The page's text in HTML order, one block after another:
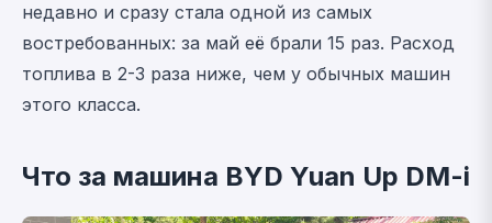
недавно и сразу стала одной из самых
востребованных: за май её брали 15 раз. Расход
топлива в 2-3 раза ниже, чем у обычных машин
этого класса.
Что за машина BYD Yuan Up DM-i